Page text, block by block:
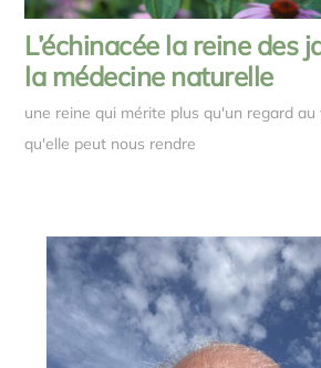
L’échinacée la reine des
la médecine naturelle
une reine qui mérite plus qu'un regard au
qu'elle peut nous rendre